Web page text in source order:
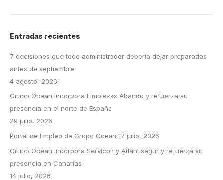
Entradas recientes
7 decisiones que todo administrador debería dejar preparadas
antes de septiembre
4 agosto, 2026
Grupo Ocean incorpora Limpiezas Abando y refuerza su
presencia en el norte de España
29 julio, 2026
Portal de Empleo de Grupo Ocean 17 julio, 2026
Grupo Ocean incorpora Servicon y Atlantisegur y refuerza su
presencia en Canarias
14 julio, 2026